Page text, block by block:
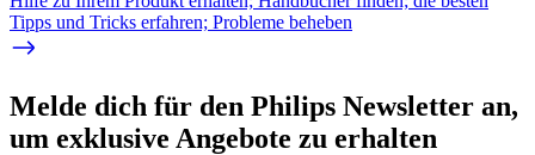
Tipps und Tricks erfahren; Probleme beheben
Melde dich für den Philips Newsletter an,
um exklusive Angebote zu erhalten